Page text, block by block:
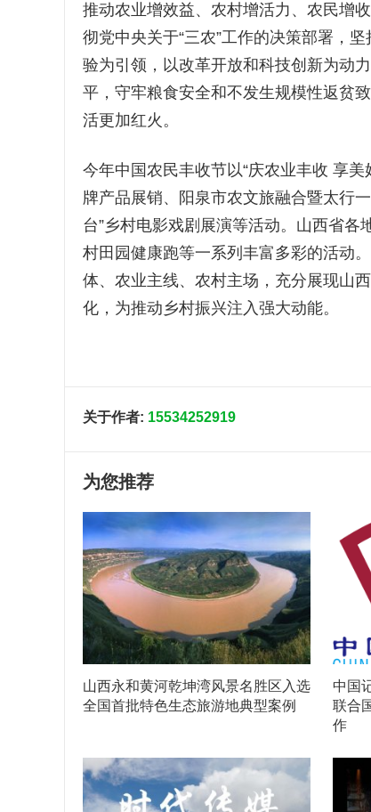
推动农业增效益、农村增活力、农民增
彻党中央关于“三农”工作的决策部署，
验为引领，以改革开放和科技创新为动
平，守牢粮食安全和不发生规模性返贫
活更加红火。
今年中国农民丰收节以“庆农业丰收 享
牌产品展销、阳泉市农文旅融合暨太行
台”乡村电影戏剧展演等活动。山西省
村田园健康跑等一系列丰富多彩的活动
体、农业主线、农村主场，充分展现山
化，为推动乡村振兴注入强大动能。
关于作者: 15534252919
为您推荐
山西永和黄河乾坤湾风景名胜区入选
全国首批特色生态旅游地典型案例
中国
联合
作